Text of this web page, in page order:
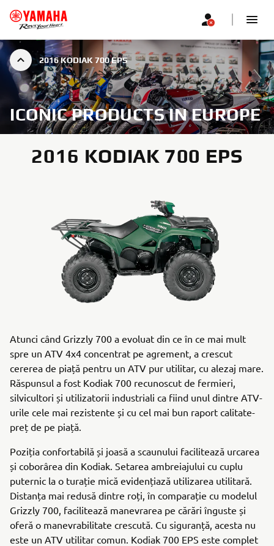
2016 KODIAK 700 EPS
ICONIC PRODUCTS IN EUROPE
2016 KODIAK 700 EPS
Atunci când Grizzly 700 a evoluat din ce în ce mai mult
spre un ATV 4x4 concentrat pe agrement, a crescut
cererea de piață pentru un ATV pur utilitar, cu alezaj mare.
Răspunsul a fost Kodiak 700 recunoscut de fermieri,
silvicultori și utilizatorii industriali ca fiind unul dintre ATV-
urile cele mai rezistente și cu cel mai bun raport calitate-
preț de pe piață.
Poziția confortabilă și joasă a scaunului facilitează urcarea
și coborârea din Kodiak. Setarea ambreiajului cu cuplu
puternic la o turație mică evidențiază utilizarea utilitară.
Distanța mai redusă dintre roți, în comparație cu modelul
Grizzly 700, facilitează manevrarea pe cărări înguste și
oferă o manevrabilitate crescută. Cu siguranță, acesta nu
este un ATV utilitar comun. Kodiak 700 EPS este complet